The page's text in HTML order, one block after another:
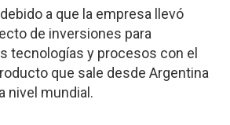
a que la empresa llevó
de inversiones para
tecnologías y procesos con el
que sale desde Argentina
nivel mundial.